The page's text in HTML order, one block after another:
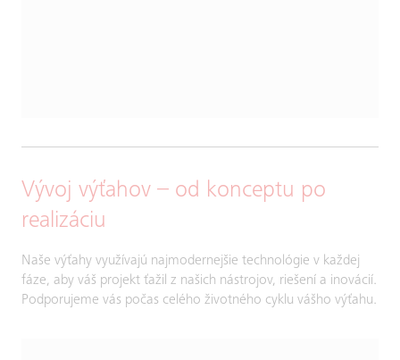
Vývoj výťahov – od konceptu po
realizáciu
Naše výťahy využívajú najmodernejšie technológie v každej
fáze, aby váš projekt ťažil z našich nástrojov, riešení a inovácií.
Podporujeme vás počas celého životného cyklu vášho výťahu.